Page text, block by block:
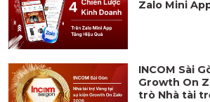
Zalo Mini
INCOM Sài
Growth On
trò Nhà tài